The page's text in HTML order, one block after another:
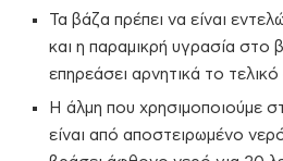
Τα βάζα πρέπει να είναι
και η παραμικρή υγρασία στο
επηρεάσει αρνητικά το
Η άλμη που χρησιμοποιούμε
είναι από αποστειρωμένο